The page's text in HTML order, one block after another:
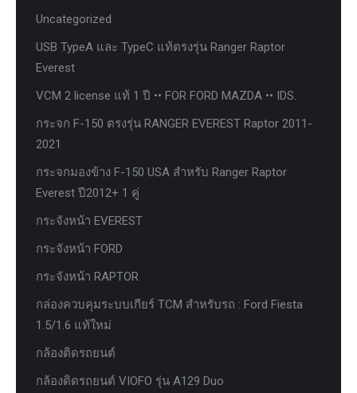
Uncategorized
USB TypeA และ TypeC แท้ตรงรุ่น Ranger Raptor
Everest
VCM 2 license แท้ 1 ปี •• FOR FORD MAZDA •• IDS.
กระจก F-150 ตรงรุ่น RANGER EVEREST Raptor 2011-
2021
กระจกมองข้าง F-150 USA สำหรับ Ranger Raptor
Everest ปี2012+ 1 คู่
กระจังหน้า EVEREST
กระจังหน้า FORD
กระจังหน้า RAPTOR
กล่องควบคุมระบบเกียร์ TCM สำหรับรถ : Ford Fiesta
1.5/1.6 แท้ใหม่
กล้องติดรถยนต์
กล้องติดรถยนต์ VIOFO รุ่น A129 Duo